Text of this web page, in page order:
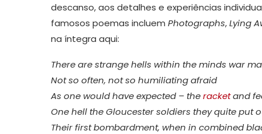
descanso, aos detalhes e experiências
famosos poemas incluem Photographs,Lying
na íntegra aqui:
There are strange hells within the minds war
Not so often, not so humiliating afraid
As one would have expected – theracketand
One hell the Gloucester soldiers they quite put
Their first bombardment, when in combined